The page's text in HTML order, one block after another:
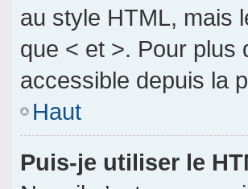
au style HTML, mais
que < et >. Pour plus
accessible depuis la
Haut
Puis-je utiliser le